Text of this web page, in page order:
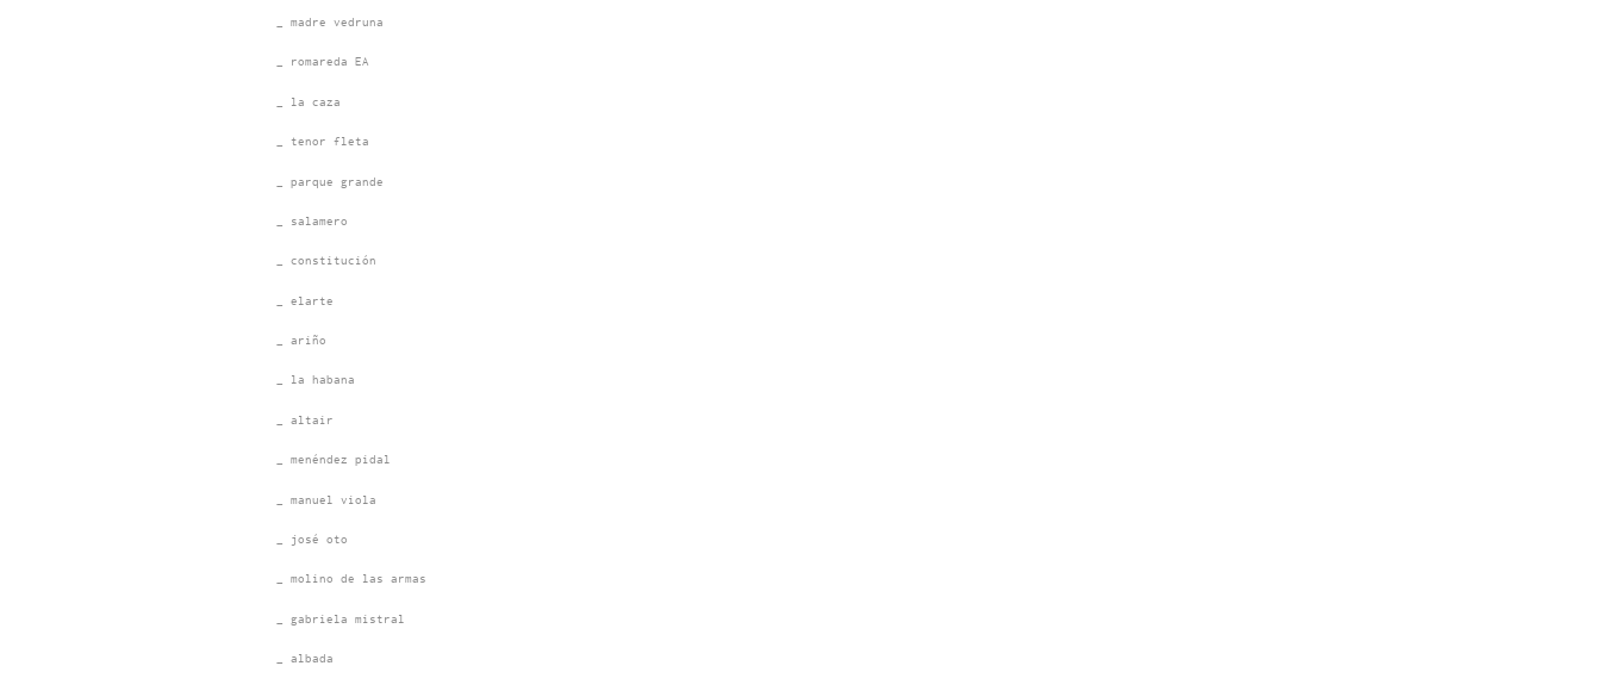
_ madre vedruna
_ romareda EA
_ la caza
_ tenor fleta
_ parque grande
_ salamero
_ constitución
_ elarte
_ ariño
_ la habana
_ altair
_ menéndez pidal
_ manuel viola
_ josé oto
_ molino de las armas
_ gabriela mistral
_ albada